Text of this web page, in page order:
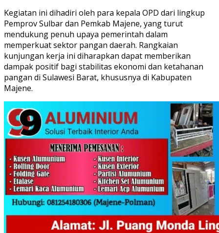
Kegiatan ini dihadiri oleh para kepala OPD dari lingkup
Pemprov Sulbar dan Pemkab Majene, yang turut
mendukung penuh upaya pemerintah dalam
memperkuat sektor pangan daerah. Rangkaian
kunjungan kerja ini diharapkan dapat memberikan
dampak positif bagi stabilitas ekonomi dan ketahanan
pangan di Sulawesi Barat, khususnya di Kabupaten
Majene.